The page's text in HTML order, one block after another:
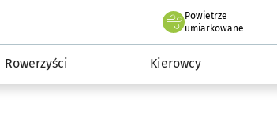
Powietrze
we Wrocławiu
umiarkowane
Rowerzyści Kierowcy